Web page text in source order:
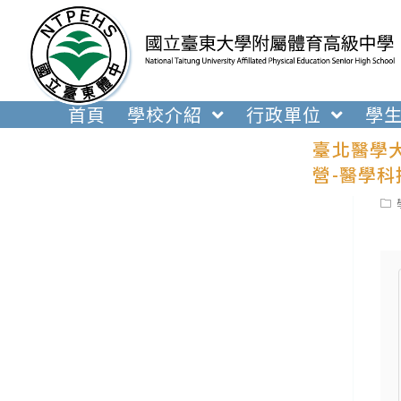
內
首頁 學校介紹 行政單位 學
臺北醫學
營-醫學科